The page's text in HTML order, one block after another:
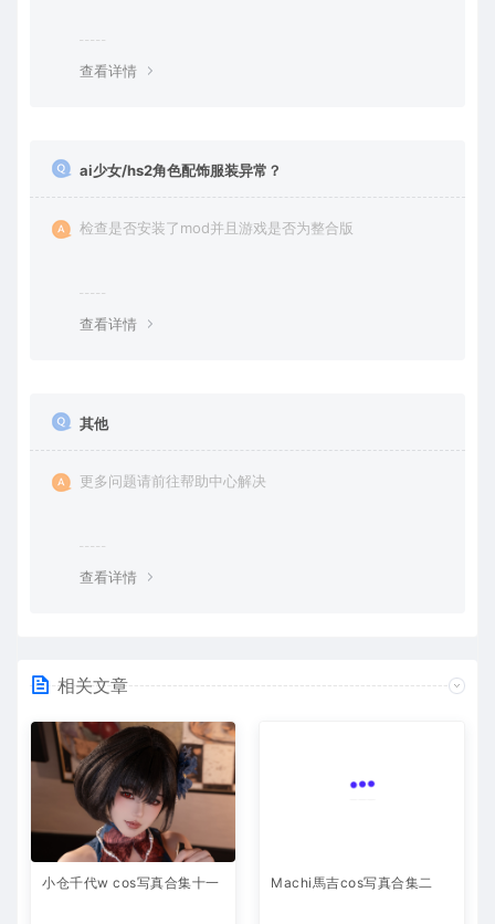
查看详情
ai少女/hs2角色配饰服装异常？
检查是否安装了mod并且游戏是否为整合版
查看详情
其他
更多问题请前往帮助中心解决
查看详情
相关文章
小仓千代w cos写真合集十一 Machi馬吉cos写真合集二